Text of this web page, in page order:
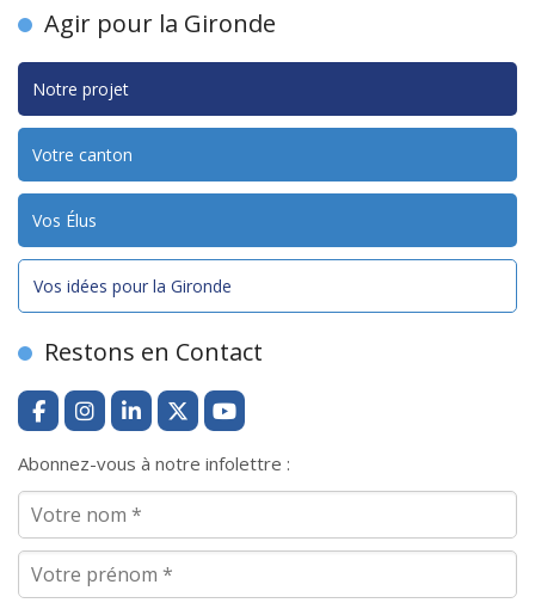
Agir pour la Gironde
Notre projet
Votre canton
Vos Élus
Vos idées pour la Gironde
Restons en Contact
Abonnez-vous à notre infolettre :